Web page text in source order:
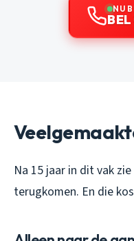
NU
Na 15 jaar in dit vak
terugkomen. En die